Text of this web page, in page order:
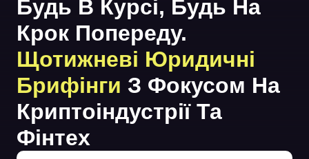
Будь В Курсі, Будь На
Крок Попереду.
Щотижневі Юридичні
Брифінги З Фокусом На
Криптоіндустрії Та
Фінтех